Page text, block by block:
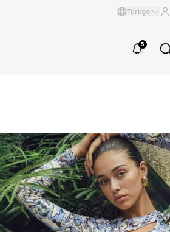
Türkçe
5